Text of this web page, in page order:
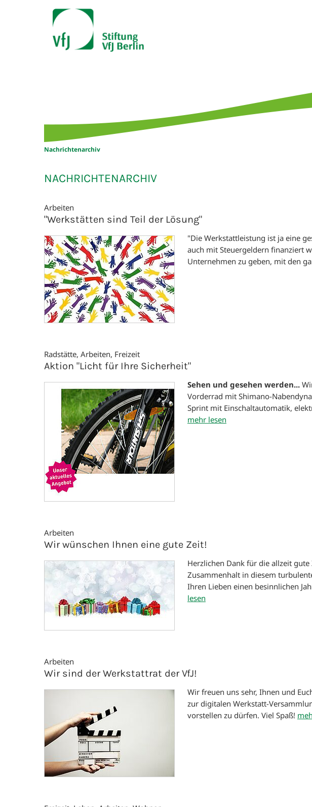
Nachrichtenarchiv
NACHRICHTENARCHIV
Arbeiten
"Werkstätten sind Teil der Lösung"
"Die Werkstattleistung ist ja eine
auch mit Steuergeldern finanziert
Unternehmen zu geben, mit den
Radstätte, Arbeiten, Freizeit
Aktion "Licht für Ihre Sicherheit"
Sehen und gesehen werden...
Vorderrad mit Shimano-
Sprint mit Einschaltautomatik,
mehr lesen
Arbeiten
Wir wünschen Ihnen eine gute Zeit!
Herzlichen Dank für die allzeit
Zusammenhalt in diesem
Ihren Lieben einen besinnlichen
lesen
Arbeiten
Wir sind der Werkstattrat der VfJ!
Wir freuen uns sehr, Ihnen und
zur digitalen Werkstatt-
vorstellen zu dürfen. Viel Spaß!